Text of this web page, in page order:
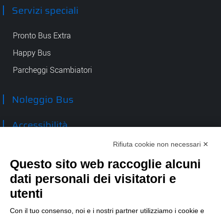
Servizi speciali
Pronto Bus Extra
Happy Bus
Parcheggi Scambiatori
Noleggio Bus
Accessibilità
TEP spa
Via Taro 12
43125 Parma
Tel. 0521.2141
Rifiuta cookie non necessari ✕
Questo sito web raccoglie alcuni
dati personali dei visitatori e
utenti
Con il tuo consenso, noi e i nostri partner utilizziamo i cookie e